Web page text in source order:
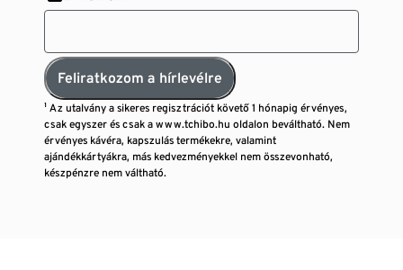
Feliratkozom a hírlevélre
¹ Az utalvány a sikeres regisztrációt követő 1 hónapig érvényes,
csak egyszer és csak a www.tchibo.hu oldalon beváltható. Nem
érvényes kávéra, kapszulás termékekre, valamint
ajándékkártyákra, más kedvezményekkel nem összevonható,
készpénzre nem váltható.